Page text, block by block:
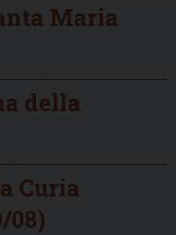
Maria
della
Curia
08)